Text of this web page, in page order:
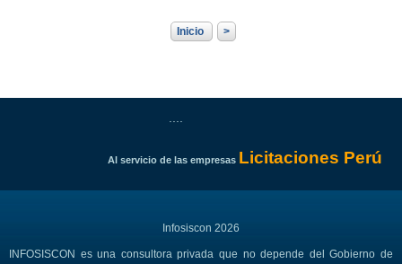
Inicio >
Al servicio de las empresas Licitaciones Perú
Infosiscon 2026
INFOSISCON es una consultora privada que no depende del Gobierno de